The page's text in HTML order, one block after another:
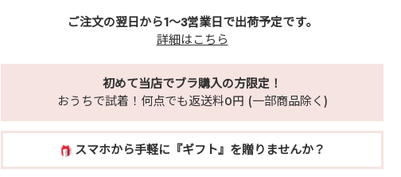
ご注文の翌日から1～3営業日で出荷予定です。
詳細はこちら
初めて当店でブラ購入の方限定！
おうちで試着！何点でも返送料0円 (一部商品除く)
スマホから手軽に『ギフト』を贈りませんか？